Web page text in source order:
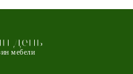
день
мебели